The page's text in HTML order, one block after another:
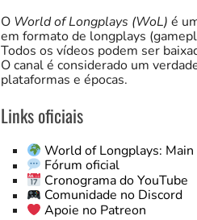
O World of Longplays (WoL) é
em formato de longplays
Todos os vídeos podem ser
O canal é considerado um
plataformas e épocas.
Links oficiais
World of Longplays: Main
Fórum oficial
Cronograma do YouTube
Comunidade no Discord
Apoie no Patreon